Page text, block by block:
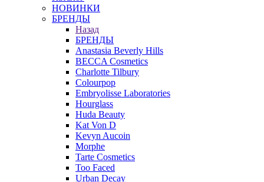
НОВИНКИ
БРЕНДЫ
Назад
БРЕНДЫ
Anastasia Beverly Hills
BECCA Cosmetics
Charlotte Tilbury
Colourpop
Embryolisse Laboratories
Hourglass
Huda Beauty
Kat Von D
Kevyn Aucoin
Morphe
Tarte Cosmetics
Too Faced
Urban Decay